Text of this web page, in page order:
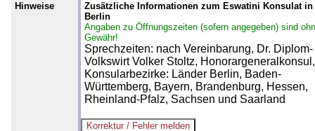
Hinweise
Zusätzliche Informationen zum Eswatini Konsulat in
Berlin
Angaben zu Öffnungszeiten (sofern angegeben) sind
Gewähr!
Sprechzeiten: nach Vereinbarung, Dr. Diplom-
Volkswirt Volker Stoltz, Honorargeneralkonsul,
Konsularbezirke: Länder Berlin, Baden-
Württemberg, Bayern, Brandenburg, Hessen,
Rheinland-Pfalz, Sachsen und Saarland